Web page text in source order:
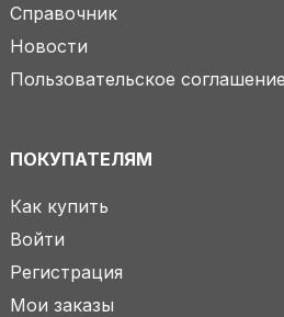
Справочник
Новости
Пользовательское соглашение
ПОКУПАТЕЛЯМ
Как купить
Войти
Регистрация
Мои заказы